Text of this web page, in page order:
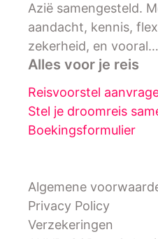
Azië samengesteld.
aandacht, kennis,
zekerheid, en
Alles voor je reis
Reisvoorstel
Stel je droomreis
Boekingsformulier
Algemene
Privacy Policy
Verzekeringen